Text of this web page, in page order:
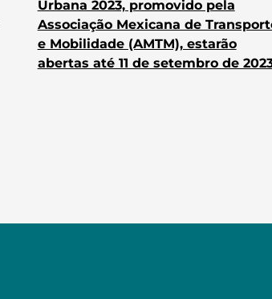
Urbana 2023, promovido pela
Associação Mexicana de
e Mobilidade (AMTM), estarão
abertas até 11 de setembro de